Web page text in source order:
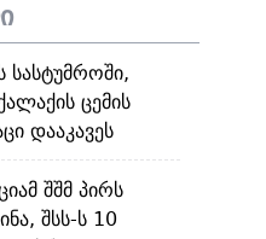
ცემის
დააკავეს
შშმ პირს
შსს-ს 10